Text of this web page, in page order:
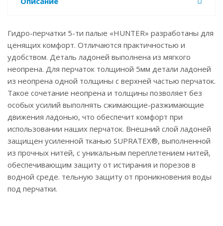
Гидро-перчатки 5-ти палые «HUNTER» разработаны для
ценящих комфорт. Отличаются практичностью и
удобством. Деталь ладоней выполнена из мягкого
неопрена. Для перчаток толщиной 5мм детали ладоней
из неопрена одной толщины с верхней частью перчаток.
Такое сочетание неопрена и толщины позволяет без
особых усилий выполнять сжимающие-разжимающие
движения ладонью, что обеспечит комфорт при
использовании наших перчаток. Внешний слой ладоней
защищен усиленной тканью SUPRATEX®, выполненной
из прочных нитей, с уникальным переплетением нитей,
обеспечивающим защиту от истирания и порезов в
водной среде. тельную защиту от проникновения воды
под перчатки.